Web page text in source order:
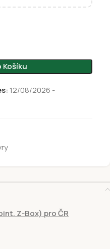
Košíku
12/08/2026 -
Z-Box) pro ČR